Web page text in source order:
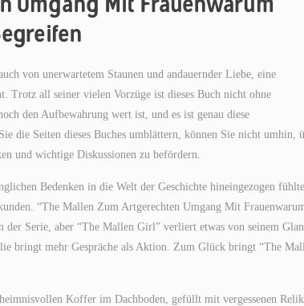
von unerwartetem Staunen und andauernder Liebe, eine
Trotz all seiner vielen Vorzüge ist dieses Buch nicht ohne
den Aufbewahrung wert ist, und es ist genau diese
die Seiten dieses Buches umblättern, können Sie nicht umhin,
und wichtige Diskussionen zu befördern.
Bedenken in die Welt der Geschichte hineingezogen
“The Mallen Zum Artgerechten Umgang Mit
Serie, aber “The Mallen Girl” verliert etwas von seinem
bringt mehr Gespräche als Aktion. Zum Glück bringt “The
Koffer im Dachboden, gefüllt mit vergessenen